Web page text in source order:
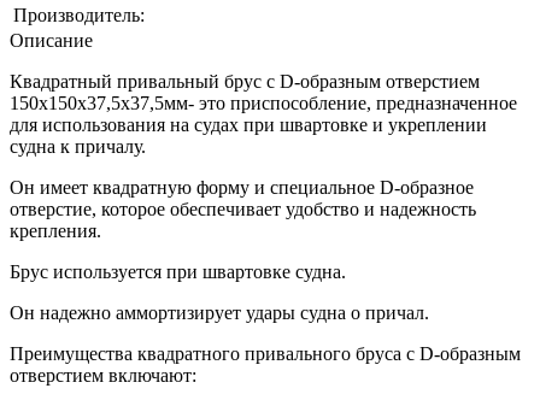
Производитель:
Описание
Квадратный привальный брус с D-образным отверстием
150х150х37,5х37,5мм- это приспособление, предназначенное
для использования на судах при швартовке и укреплении
судна к причалу.
Он имеет квадратную форму и специальное D-образное
отверстие, которое обеспечивает удобство и надежность
крепления.
Брус используется при швартовке судна.
Он надежно аммортизирует удары судна о причал.
Преимущества квадратного привального бруса с D-образным
отверстием включают: